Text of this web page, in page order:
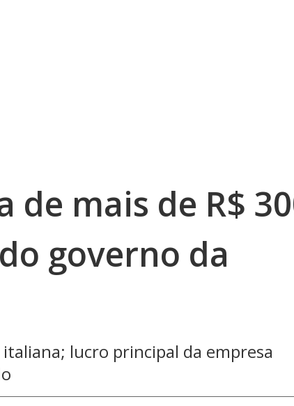
de mais de R$
governo da
lucro principal da empresa